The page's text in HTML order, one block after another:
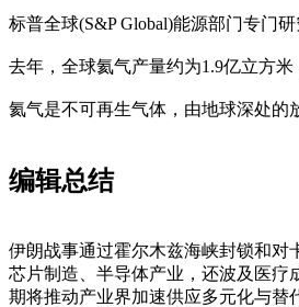
标普全球(S&P Global)能源部门专门
去年，全球氦气产量约为1.9亿立方米
氦气是不可再生气体，由地球深处的
编辑总结
伊朗战事通过霍尔木兹海峡封锁和
芯片制造、半导体产业，还波及医疗
期将推动产业界加速供应多元化与替